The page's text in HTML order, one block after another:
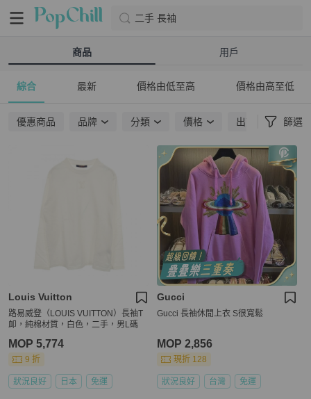
二手 長袖
商品 用戶
綜合 最新 價格由低至高 價格由高至低
優惠商品 品牌 分類 價格 出貨地點 篩選
Louis Vuitton
路易威登（LOUIS VUITTON）長袖T
卹，純棉材質，白色，二手，男L碼
MOP 5,774
9 折
狀況良好 日本 免運
Gucci
Gucci 長袖休閒上衣 S很寬鬆
MOP 2,856
現折 128
狀況良好 台灣 免運